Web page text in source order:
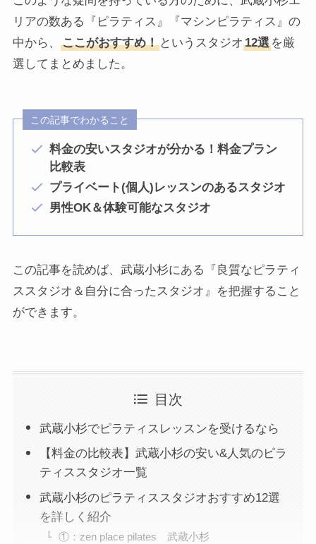
リアの数ある『ピラティス』『マシンピラティス』の
中から、
ここがおすすめ！というスタジオ 12選を厳
選してまとめました。
この記事でわかること
料金の安いスタジオが分かる！料金プラン
比較表
プライベート(個人)レッスンのあるスタジオ
男性OK＆体験可能なスタジオ
この記事を読めば、武蔵小杉にある『良質なピラティ
ススタジオ＆自分に合ったスタジオ』を把握すること
ができます。
目次
武蔵小杉でピラティスレッスンを受けるなら
【料金の比較表】武蔵小杉の安い&人気のピラ
ティススタジオ一覧
武蔵小杉のピラティススタジオおすすめ12選
を詳しく紹介
①：zen place pilates 武蔵小杉